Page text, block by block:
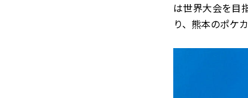
は世界大会を目
り、熊本のポケ